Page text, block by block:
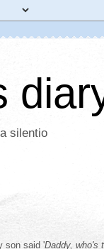
silentio
son said 'Daddy, who's